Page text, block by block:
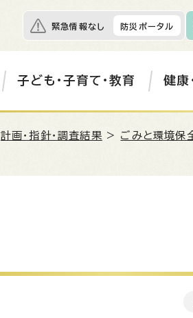
緊急情報なし 防災ポータル
子ども・子育て・教育 健康
計画・指針・調査結果 > ごみと環境保